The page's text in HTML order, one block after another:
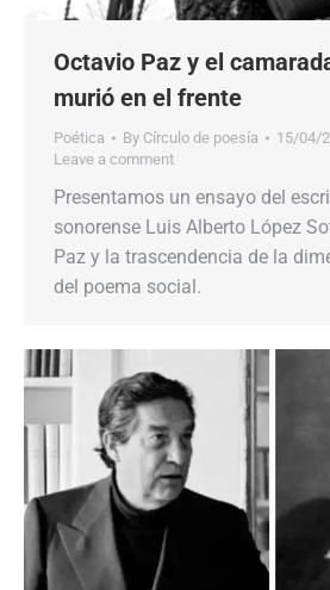
Octavio Paz y el
murió en el frente
Poética By Círculo de poesía
15/04/
Leave a comment
Presentamos un ensayo del
sonorense Luis Alberto López
Paz y la trascendencia de la
del poema social.